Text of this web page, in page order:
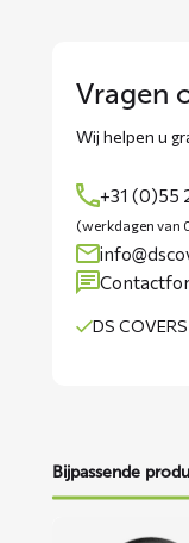
Vragen
Wij helpen u
+31 (0)55
(werkdagen van
DS
Bijpassende